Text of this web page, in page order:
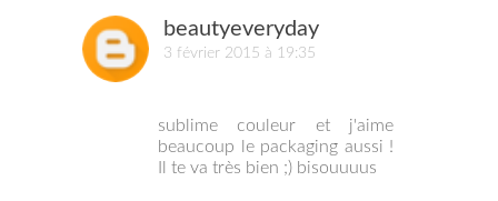
beautyeveryday
3 février 2015 à 19:35
sublime couleur et j'aime
beaucoup le packaging aussi !
Il te va très bien ;) bisouuuus